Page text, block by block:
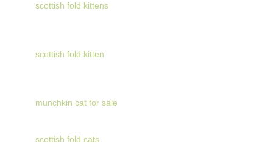
scottish fold kittens
scottish fold kitten
munchkin cat for sale
scottish fold cats